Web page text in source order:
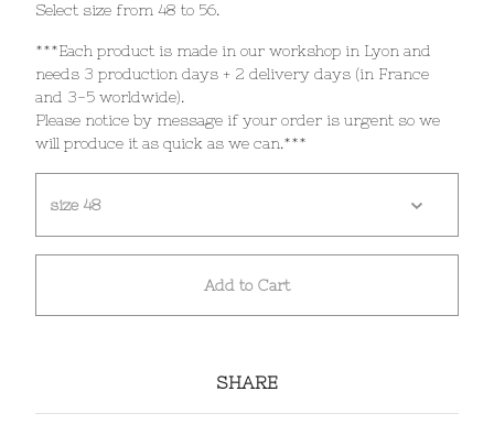
Select size from 48 to 56.
***Each product is made in our workshop in Lyon and
needs 3 production days + 2 delivery days (in France
and 3-5 worldwide).
Please notice by message if your order is urgent so we
will produce it as quick as we can.***
Add to Cart
SHARE